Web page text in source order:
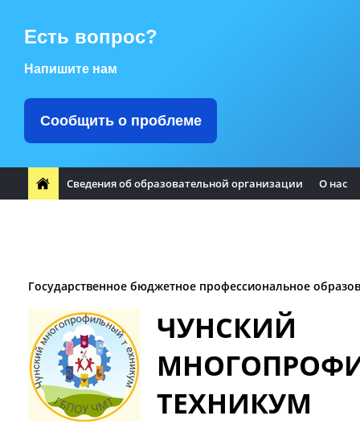
Есть вопрос?
Напишите нам
Сообщить о проблеме
Сведения об образовательной организации О нас
Государственное бюджетное профессиональное
ЧУНСКИЙ
ТЕХНИКУМ